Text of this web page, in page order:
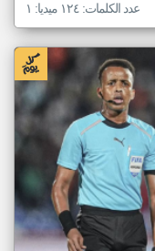
عدد الكلمات: ١٢٤ ميديا: ١